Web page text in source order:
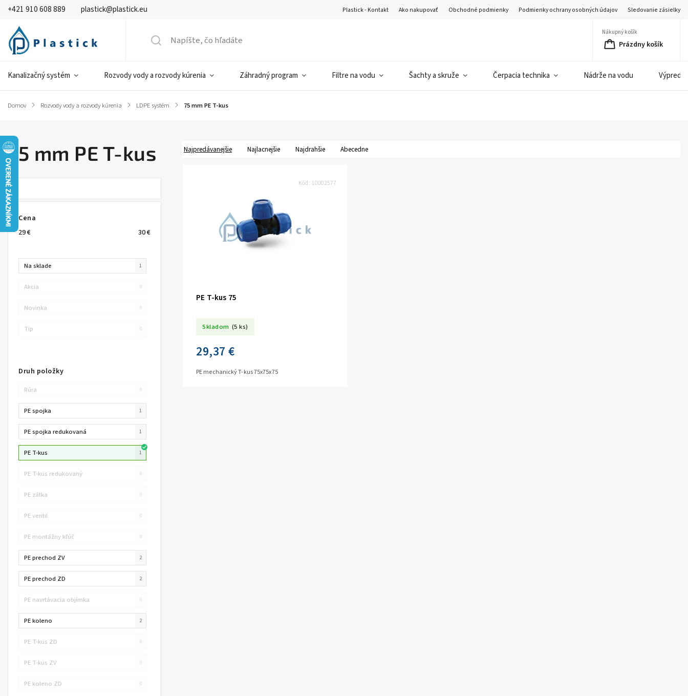
+421 910 608 889 plastick@plastick.eu Plastick - Kontakt Ako nakupovať Obchodné podmienky Podmienky ochrany osobných údajov Sledovanie zásielky
Nákupný košík
Prázdny košík
Kanalizačný systém Rozvody vody a rozvody kúrenia Záhradný program Filtre na vodu Šachty a skruže Čerpacia technika Nádrže na vodu
Domov / Rozvody vody a rozvody kúrenia / LDPE systém / 75 mm PE T-kus
75 mm PE T-kus
Cena
29€ 30€
Na sklade 1
Akcia 0
Novinka 0
Tip 0
Druh položky
Rúra 0
PE spojka 1
PE spojka redukovaná 1
PE T-kus 1
PE T-kus redukovaný 0
PE zátka 0
PE ventil 0
PE montážny kľúč 0
PE prechod ZV 2
PE prechod ZD 2
PE navrtávacia objímka 0
PE koleno 2
PE T-kus ZD 0
PE T-kus ZV 0
PE koleno ZD 0
Najpredávanejšie Najlacnejšie Najdrahšie Abecedne
PE T-kus 75
Skladom (5 ks)
29,37 €
PE mechanický T-kus 75x75x75
Kód: 10002577